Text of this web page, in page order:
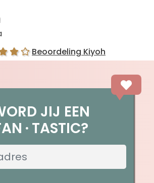
Beoordeling Kiyoh
JIJ EEN
TASTIC?